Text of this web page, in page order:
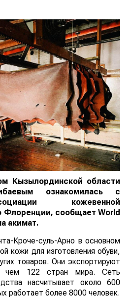
Кызылординской области
ознакомилась с
кожевенной
Флоренции, сообщает World
акимат.
Кроче-суль-Арно в основном
кожи для изготовления обуви,
товаров. Они экспортируют
чем 122 стран мира. Сеть
насчитывает около 600
работает более 8000 человек.